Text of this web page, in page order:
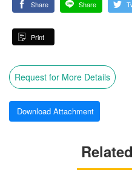
Share Share
Print
Request for More Details
Download Attachment